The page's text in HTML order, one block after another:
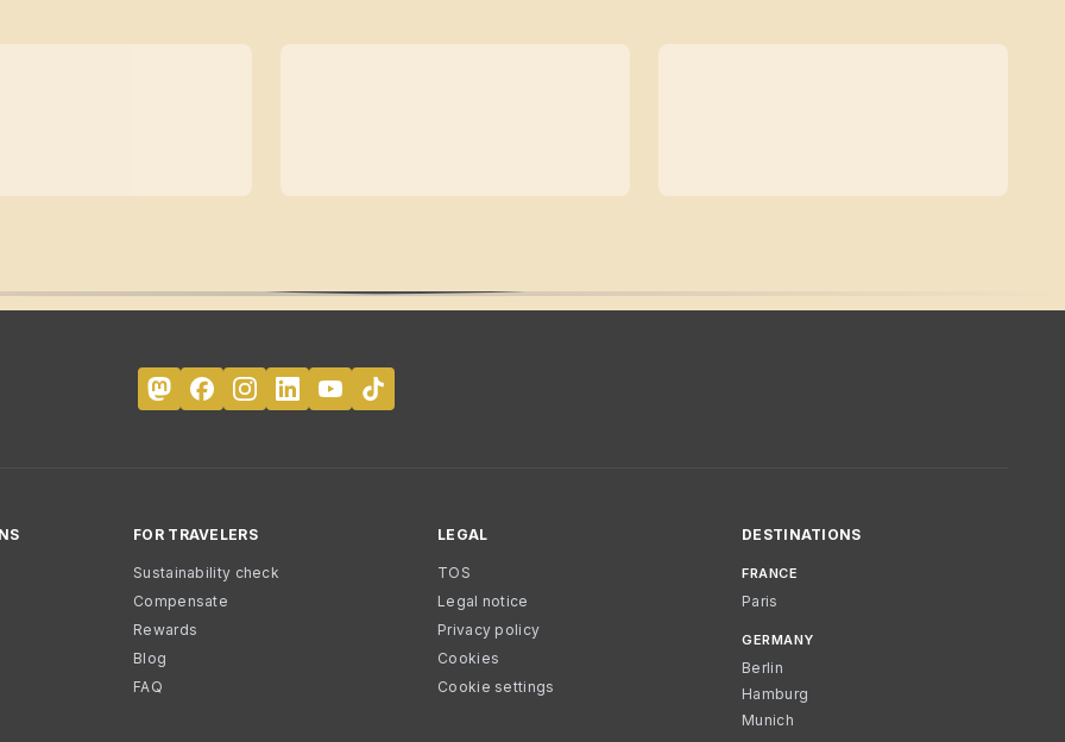
FOR TRAVELERS
Sustainability check
Compensate
Rewards
Blog
FAQ
LEGAL
TOS
Legal notice
Privacy policy
Cookies
Cookie settings
DESTINATIONS
FRANCE
Paris
GERMANY
Berlin
Hamburg
Munich